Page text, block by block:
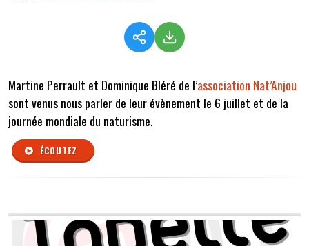
Martine Perrault et Dominique Bléré de l’association Nat’Anjou
sont venus nous parler de leur évènement le 6 juillet et de la
journée mondiale du naturisme.
ÉCOUTEZ